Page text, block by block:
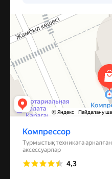
Компрессор
Запчасти и аксессуары для